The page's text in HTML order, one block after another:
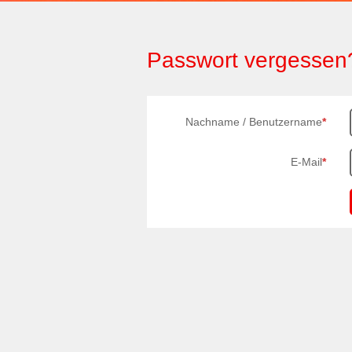
Passwort
Nachname / Benutzername*
E-Mail*